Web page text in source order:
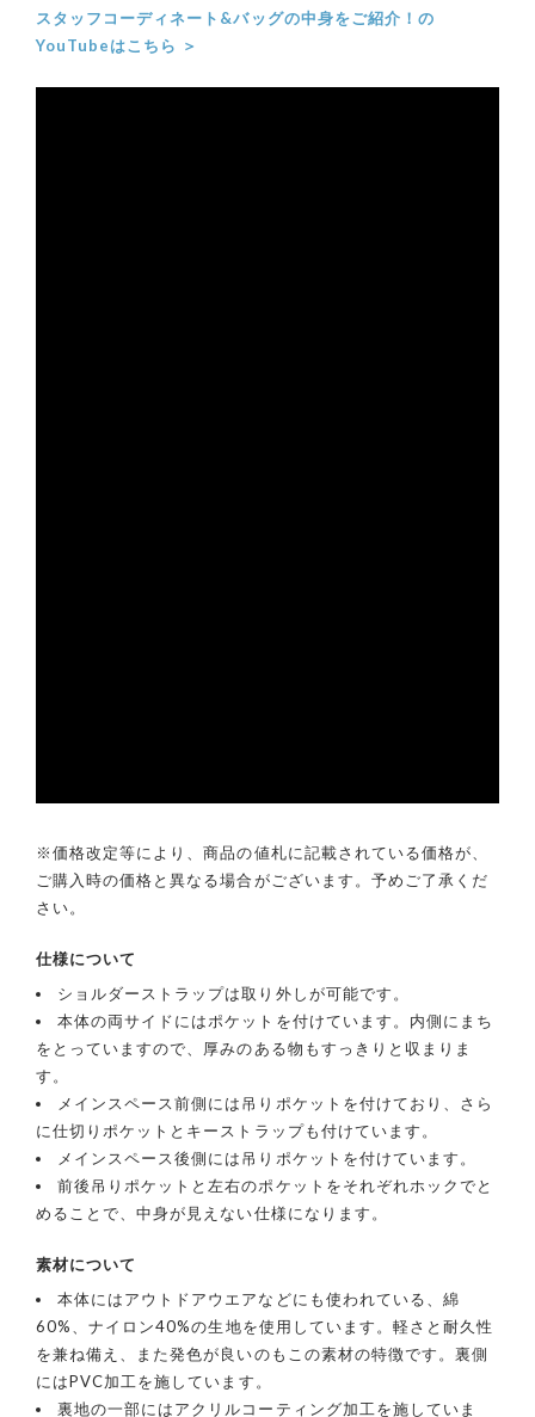
スタッフコーディネート&バッグの中身をご紹介！の
YouTubeはこちら ＞
※価格改定等により、商品の値札に記載されている価格が、
ご購入時の価格と異なる場合がございます。予めご了承くだ
さい。
仕様について
ショルダーストラップは取り外しが可能です。
本体の両サイドにはポケットを付けています。内側にまち
をとっていますので、厚みのある物もすっきりと収まりま
す。
メインスペース前側には吊りポケットを付けており、さら
に仕切りポケットとキーストラップも付けています。
メインスペース後側には吊りポケットを付けています。
前後吊りポケットと左右のポケットをそれぞれホックでと
めることで、中身が見えない仕様になります。
素材について
本体にはアウトドアウエアなどにも使われている、綿
60%、ナイロン40%の生地を使用しています。軽さと耐久性
を兼ね備え、また発色が良いのもこの素材の特徴です。裏側
にはPVC加工を施しています。
裏地の一部にはアクリルコーティング加工を施していま